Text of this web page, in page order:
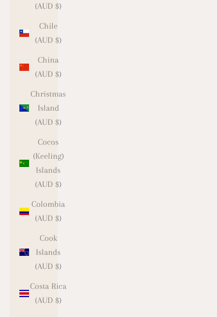
(AUD $)
Chile
(AUD $)
China
(AUD $)
Christmas
Island
(AUD $)
Cocos
(Keeling)
Islands
(AUD $)
Colombia
(AUD $)
Cook
Islands
(AUD $)
Costa Rica
(AUD $)